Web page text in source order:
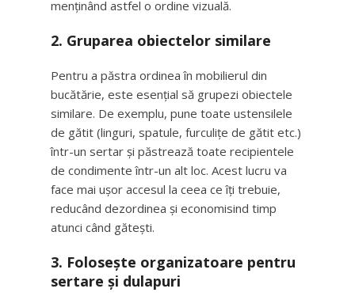
menținând astfel o ordine vizuală.
2. Gruparea obiectelor similare
Pentru a păstra ordinea în mobilierul din
bucătărie, este esențial să grupezi obiectele
similare. De exemplu, pune toate ustensilele
de gătit (linguri, spatule, furculițe de gătit etc.)
într-un sertar și păstrează toate recipientele
de condimente într-un alt loc. Acest lucru va
face mai ușor accesul la ceea ce îți trebuie,
reducând dezordinea și economisind timp
atunci când gătești.
3. Folosește organizatoare pentru
sertare și dulapuri